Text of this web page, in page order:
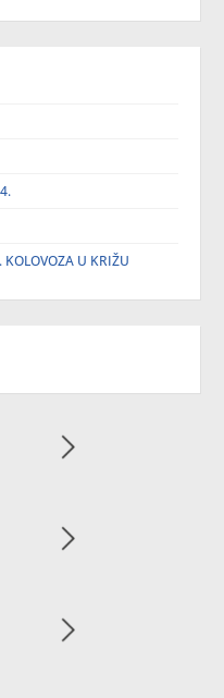
KOLOVOZA U KRIŽU